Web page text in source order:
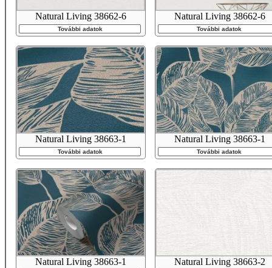
Natural Living 38662-6
További adatok
Natural Living 38662-6
További adatok
Natural Living 38663-1
További adatok
Natural Living 38663-1
További adatok
Natural Living 38663-1 Natural Living 38663-2